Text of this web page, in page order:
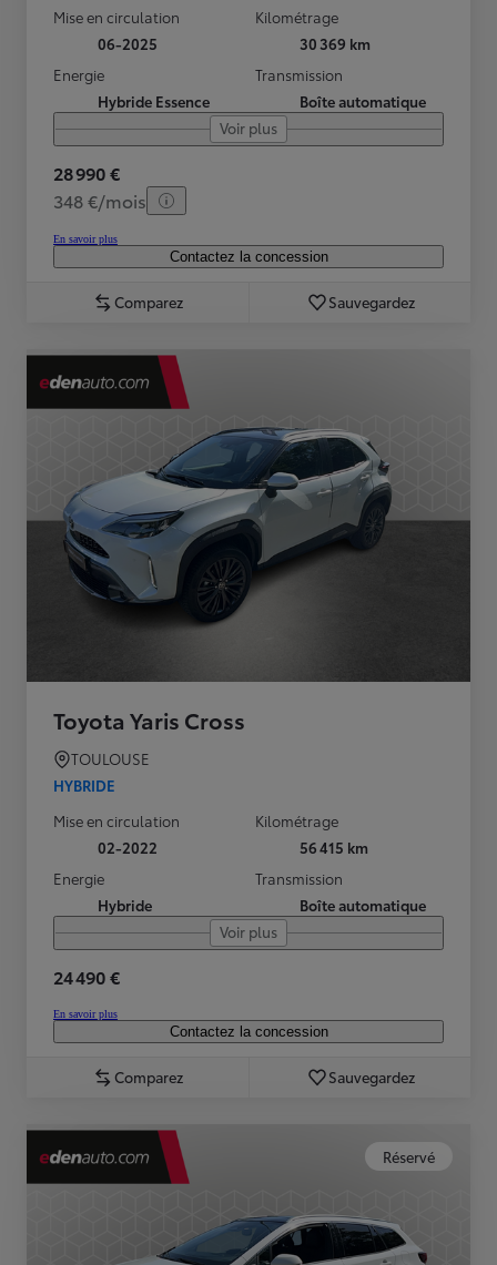
Mise en circulation
06-2025
Kilométrage
30 369 km
Energie
Hybride Essence
Transmission
Boîte automatique
Voir plus
28 990 €
348 €/mois
En savoir plus
Contactez la concession
Comparez Sauvegardez
Toyota Yaris Cross
TOULOUSE
HYBRIDE
Mise en circulation
02-2022
Kilométrage
56 415 km
Energie
Hybride
Transmission
Boîte automatique
Voir plus
24 490 €
En savoir plus
Contactez la concession
Comparez Sauvegardez
Réservé